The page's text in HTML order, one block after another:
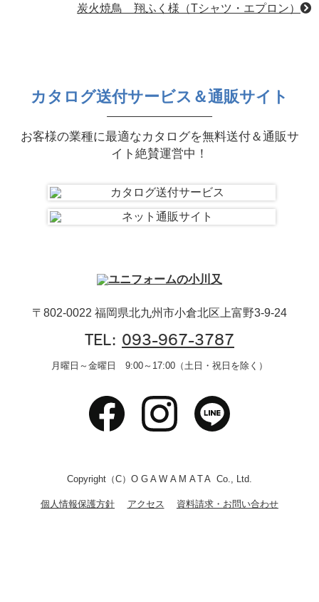
炭火焼鳥 翔ふく様（Tシャツ・エプロン）
カタログ送付サービス＆通販サイト
お客様の業種に最適なカタログを無料送付＆通販サ
イト絶賛運営中！
〒802-0022 福岡県北九州市小倉北区上富野3-9-24
TEL: 093-967-3787
月曜日～金曜日 9:00～17:00（土日・祝日を除く）
Copyright（C）OGAWAMATA Co., Ltd.
個人情報保護方針 アクセス 資料請求・お問い合わせ